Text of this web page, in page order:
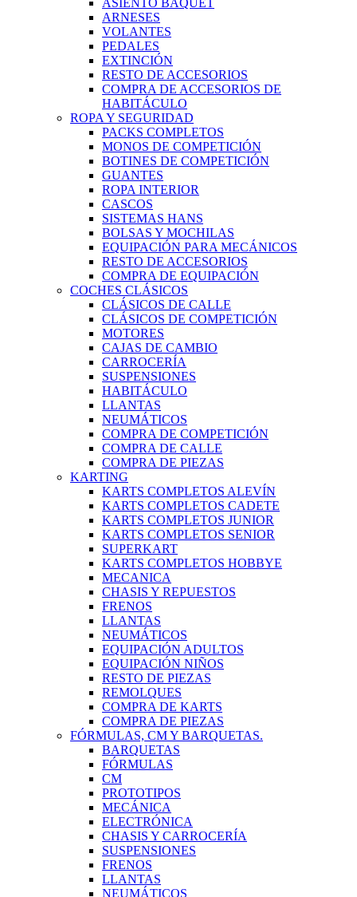
ASIENTO BAQUET
ARNESES
VOLANTES
PEDALES
EXTINCIÓN
RESTO DE ACCESORIOS
COMPRA DE ACCESORIOS DE
HABITÁCULO
ROPA Y SEGURIDAD
PACKS COMPLETOS
MONOS DE COMPETICIÓN
BOTINES DE COMPETICIÓN
GUANTES
ROPA INTERIOR
CASCOS
SISTEMAS HANS
BOLSAS Y MOCHILAS
EQUIPACIÓN PARA MECÁNICOS
RESTO DE ACCESORIOS
COMPRA DE EQUIPACIÓN
COCHES CLÁSICOS
CLÁSICOS DE CALLE
CLÁSICOS DE COMPETICIÓN
MOTORES
CAJAS DE CAMBIO
CARROCERÍA
SUSPENSIONES
HABITÁCULO
LLANTAS
NEUMÁTICOS
COMPRA DE COMPETICIÓN
COMPRA DE CALLE
COMPRA DE PIEZAS
KARTING
KARTS COMPLETOS ALEVÍN
KARTS COMPLETOS CADETE
KARTS COMPLETOS JUNIOR
KARTS COMPLETOS SENIOR
SUPERKART
KARTS COMPLETOS HOBBYE
MECANICA
CHASIS Y REPUESTOS
FRENOS
LLANTAS
NEUMÁTICOS
EQUIPACIÓN ADULTOS
EQUIPACIÓN NIÑOS
RESTO DE PIEZAS
REMOLQUES
COMPRA DE KARTS
COMPRA DE PIEZAS
FÓRMULAS, CM Y BARQUETAS.
BARQUETAS
FÓRMULAS
CM
PROTOTIPOS
MECÁNICA
ELECTRÓNICA
CHASIS Y CARROCERÍA
SUSPENSIONES
FRENOS
LLANTAS
NEUMÁTICOS